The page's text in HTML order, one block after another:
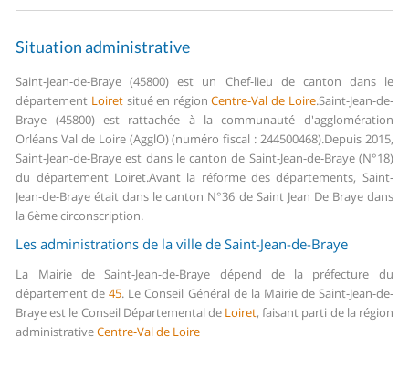
Situation administrative
Saint-Jean-de-Braye (45800) est un Chef-lieu de canton dans le
département Loiretsitué en régionCentre-Val de Loire.Saint-Jean-de-
Braye (45800) est rattachée à la communauté d'agglomération
Orléans Val de Loire (AgglO) (numéro fiscal : 244500468).Depuis 2015,
Saint-Jean-de-Braye est dans le canton de Saint-Jean-de-Braye (N°18)
du département Loiret.Avant la réforme des départements, Saint-
Jean-de-Braye était dans le canton N°36 de Saint Jean De Braye dans
la 6ème circonscription.
Les administrations de la ville de Saint-Jean-de-Braye
La Mairie de Saint-Jean-de-Braye dépend de la préfecture du
département de45. Le Conseil Général de la Mairie de Saint-Jean-de-
Braye est le Conseil Départemental de Loiret, faisant parti de la région
administrativeCentre-Val de Loire